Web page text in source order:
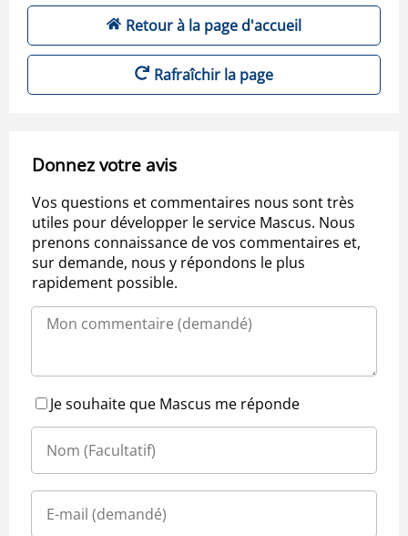
Retour à la page d'accueil
Rafraîchir la page
Donnez votre avis
Vos questions et commentaires nous sont très
utiles pour développer le service Mascus. Nous
prenons connaissance de vos commentaires et,
sur demande, nous y répondons le plus
rapidement possible.
Je souhaite que Mascus me réponde